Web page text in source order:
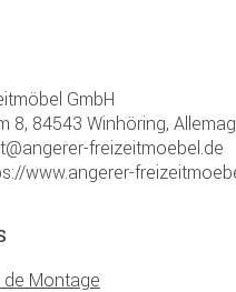
GmbH
8, 84543 Winhöring,
freizeitmoebel.de
www.angerer-
Montage